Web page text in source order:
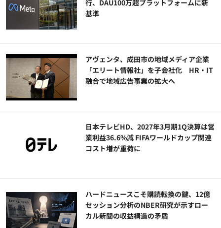
行、DAU100万超プラットフォームに新
基準
アヴェンタ、成田市の地域メディア企業
「エリート情報社」を子会社化 HR・IT
融合で地域広告事業の拡大へ
日本テレビHD、2027年3月期1Q決算は営
業利益36.6%減 FIFAワールドカップ関連
コスト増が重荷に
ハードニュースこそ購読転換の鍵、12億
セッション分析のNBER研究が示すロー
カル新聞の収益構造の矛盾